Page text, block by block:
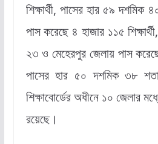
শিক্ষার্থী, পাসের হার ৫৯ দশমিক
পাস করেছে ৪ হাজার ১১৫
২৩ ও মেহেরপুর জেলায় পাস করেছে
পাসের হার ৫০ দশমিক ৩৮
শিক্ষাবোর্ডের অধীনে ১০ জেলার
রয়েছে।